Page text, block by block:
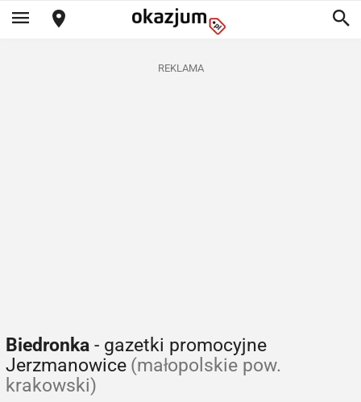
REKLAMA
Biedronka - gazetki promocyjne
Jerzmanowice (małopolskie pow.
krakowski)